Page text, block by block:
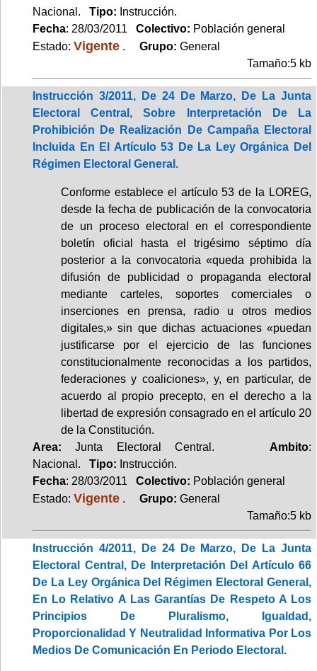
Nacional. Tipo: Instrucción.
Fecha: 28/03/2011 Colectivo: Población general
Estado: Vigente . Grupo: General
Tamaño:5 kb
Instrucción 3/2011, De 24 De Marzo, De La Junta
Electoral Central, Sobre Interpretación De La
Prohibición De Realización De Campaña Electoral
Incluida En El Artículo 53 De La Ley Orgánica Del
Régimen Electoral General.
Conforme establece el artículo 53 de la LOREG,
desde la fecha de publicación de la convocatoria
de un proceso electoral en el correspondiente
boletín oficial hasta el trigésimo séptimo día
posterior a la convocatoria «queda prohibida la
difusión de publicidad o propaganda electoral
mediante carteles, soportes comerciales o
inserciones en prensa, radio u otros medios
digitales,» sin que dichas actuaciones «puedan
justificarse por el ejercicio de las funciones
constitucionalmente reconocidas a los partidos,
federaciones y coaliciones», y, en particular, de
acuerdo al propio precepto, en el derecho a la
libertad de expresión consagrado en el artículo 20
de la Constitución.
Area: Junta Electoral Central. Ambito:
Nacional. Tipo: Instrucción.
Fecha: 28/03/2011 Colectivo: Población general
Estado: Vigente . Grupo: General
Tamaño:5 kb
Instrucción 4/2011, De 24 De Marzo, De La Junta
Electoral Central, De Interpretación Del Artículo 66
De La Ley Orgánica Del Régimen Electoral General,
En Lo Relativo A Las Garantías De Respeto A Los
Principios De Pluralismo, Igualdad,
Proporcionalidad Y Neutralidad Informativa Por Los
Medios De Comunicación En Periodo Electoral.